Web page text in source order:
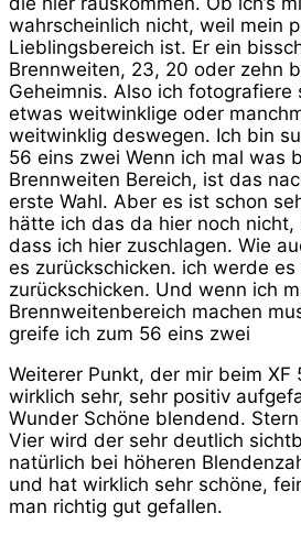
wahrscheinlich nicht, weil mein
Lieblingsbereich ist. Er ein
Brennweiten, 23, 20 oder zehn
Geheimnis. Also ich fotografiere
etwas weitwinklige oder
weitwinklig deswegen. Ich bin
56 eins zwei Wenn ich mal was
Brennweiten Bereich, ist das
erste Wahl. Aber es ist schon
hätte ich das da hier noch nicht,
dass ich hier zuschlagen. Wie
es zurückschicken. ich werde es
zurückschicken. Und wenn ich
Brennweitenbereich machen
greife ich zum 56 eins zwei
Weiterer Punkt, der mir beim XF
wirklich sehr, sehr positiv
Wunder Schöne blendend.
Vier wird der sehr deutlich
natürlich bei höheren
und hat wirklich sehr schöne,
man richtig gut gefallen.